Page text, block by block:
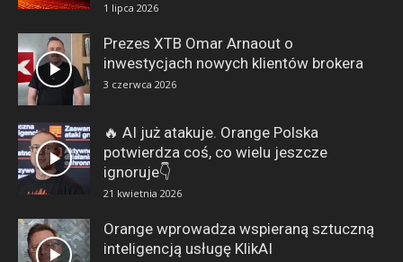
1 lipca 2026
Prezes XTB Omar Arnaout o
inwestycjach nowych klientów brokera
3 czerwca 2026
🔥 AI już atakuje. Orange Polska
potwierdza coś, co wielu jeszcze
ignoruje👇
21 kwietnia 2026
Orange wprowadza wspieraną sztuczną
inteligencją usługę KlikAI